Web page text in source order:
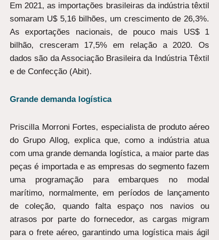
Em 2021, as importações brasileiras da indústria têxtil
somaram U$ 5,16 bilhões, um crescimento de 26,3%.
As exportações nacionais, de pouco mais US$ 1
bilhão, cresceram 17,5% em relação a 2020. Os
dados são da Associação Brasileira da Indústria Têxtil
e de Confecção (Abit).
Grande demanda logística
Priscilla Morroni Fortes, especialista de produto aéreo
do Grupo Allog, explica que, como a indústria atua
com uma grande demanda logística, a maior parte das
peças é importada e as empresas do segmento fazem
uma programação para embarques no modal
marítimo, normalmente, em períodos de lançamento
de coleção, quando falta espaço nos navios ou
atrasos por parte do fornecedor, as cargas migram
para o frete aéreo, garantindo uma logística mais ágil